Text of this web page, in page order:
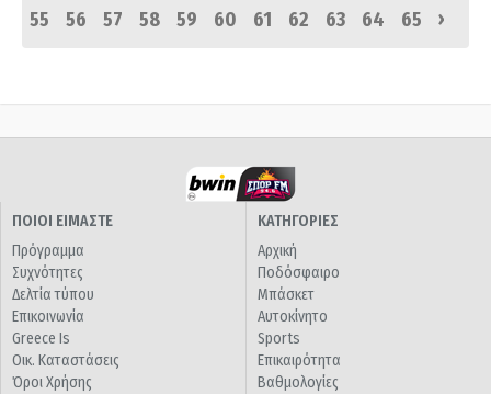
55
56 57 58 59 60 61 62 63 64 65 ›
ΠΟΙΟΙ ΕΙΜΑΣΤΕ
Πρόγραμμα
Συχνότητες
Δελτία τύπου
Επικοινωνία
Greece Is
Οικ. Καταστάσεις
Όροι Χρήσης
ΚΑΤΗΓΟΡΙΕΣ
Αρχική
Ποδόσφαιρο
Μπάσκετ
Αυτοκίνητο
Sports
Επικαιρότητα
Βαθμολογίες